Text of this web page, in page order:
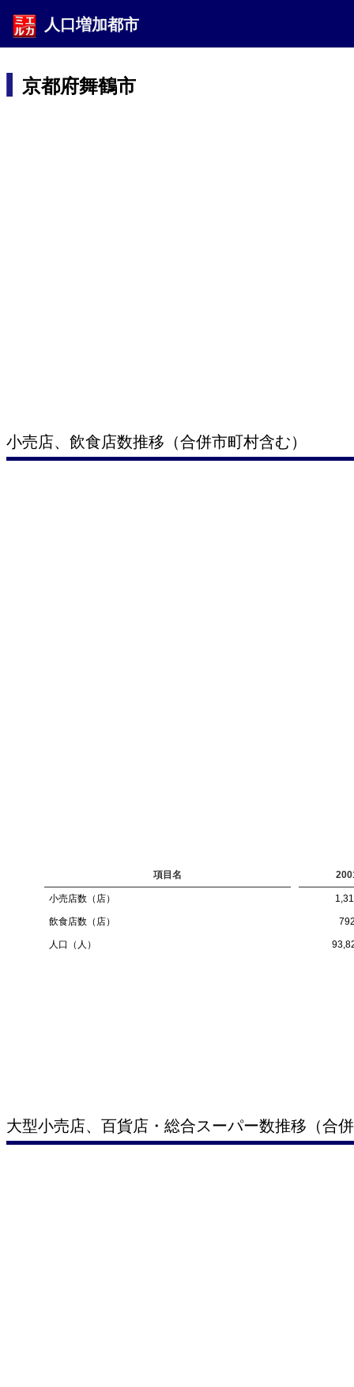
人口増加都市
京都府舞鶴市
小売店、飲食店数推移（合併市町村含む）
項目名
小売店数（店）
飲食店数（店）
人口（人）
大型小売店、百貨店・総合スーパー数推移（合